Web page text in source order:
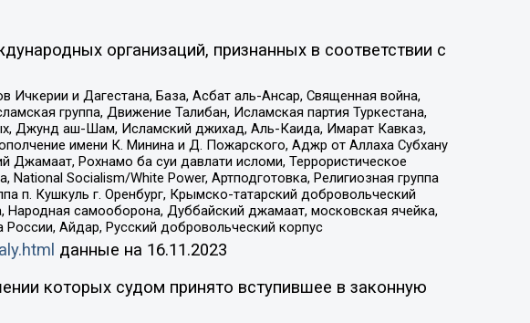
организаций, признанных в соответствии с
и Дагестана, База, Асбат аль-Ансар, Священная война,
группа, Движение Талибан, Исламская партия Туркестана,
Джунд аш-Шам, Исламский джихад, Аль-Каида, Имарат Кавказ,
имени К. Минина и Д. Пожарского, Аджр от Аллаха Субхану
Рохнамо ба суи давлати исломи, Террористическое
Socialism/White Power, Артподготовка, Религиозная группа
п. Кушкуль г. Оренбург, Крымско-татарский добровольческий
самооборона, Дуббайский джамаат, московская ячейка,
Айдар, Русский добровольческий корпус
данные на 16.11.2023
которых судом принято вступившее в законную